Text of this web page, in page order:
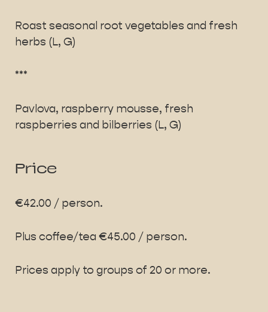
Roast seasonal root vegetables and fresh
herbs (L, G)
***
Pavlova, raspberry mousse, fresh
raspberries and bilberries (L, G)
Price
€42.00 / person.
Plus coffee/tea €45.00 / person.
Prices apply to groups of 20 or more.